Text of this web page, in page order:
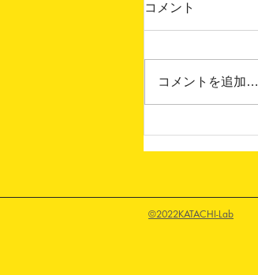
ち🌻】
コメント
コメントを追加…
©2022KATACHI-Lab